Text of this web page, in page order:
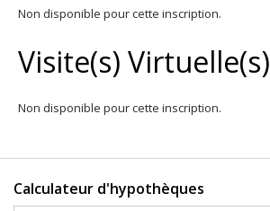
Non disponible pour cette inscription.
Visite(s) Virtuelle(s)
Non disponible pour cette inscription.
Calculateur d'hypothèques